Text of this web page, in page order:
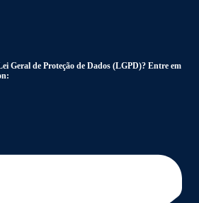
Geral de Proteção de Dados (LGPD)? Entre em